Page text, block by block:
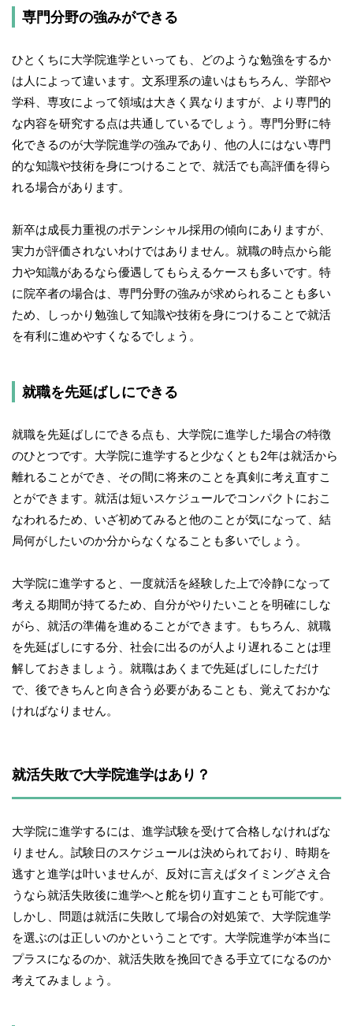
専門分野の強みができる
ひとくちに大学院進学といっても、どのような勉強をするか
は人によって違います。文系理系の違いはもちろん、学部や
学科、専攻によって領域は大きく異なりますが、より専門的
な内容を研究する点は共通しているでしょう。専門分野に特
化できるのが大学院進学の強みであり、他の人にはない専門
的な知識や技術を身につけることで、就活でも高評価を得ら
れる場合があります。
新卒は成長力重視のポテンシャル採用の傾向にありますが、
実力が評価されないわけではありません。就職の時点から能
力や知識があるなら優遇してもらえるケースも多いです。特
に院卒者の場合は、専門分野の強みが求められることも多い
ため、しっかり勉強して知識や技術を身につけることで就活
を有利に進めやすくなるでしょう。
就職を先延ばしにできる
就職を先延ばしにできる点も、大学院に進学した場合の特徴
のひとつです。大学院に進学すると少なくとも2年は就活から
離れることができ、その間に将来のことを真剣に考え直すこ
とができます。就活は短いスケジュールでコンパクトにおこ
なわれるため、いざ初めてみると他のことが気になって、結
局何がしたいのか分からなくなることも多いでしょう。
大学院に進学すると、一度就活を経験した上で冷静になって
考える期間が持てるため、自分がやりたいことを明確にしな
がら、就活の準備を進めることができます。もちろん、就職
を先延ばしにする分、社会に出るのが人より遅れることは理
解しておきましょう。就職はあくまで先延ばしにしただけ
で、後できちんと向き合う必要があることも、覚えておかな
ければなりません。
就活失敗で大学院進学はあり？
大学院に進学するには、進学試験を受けて合格しなければな
りません。試験日のスケジュールは決められており、時期を
逃すと進学は叶いませんが、反対に言えばタイミングさえ合
うなら就活失敗後に進学へと舵を切り直すことも可能です。
しかし、問題は就活に失敗して場合の対処策で、大学院進学
を選ぶのは正しいのかということです。大学院進学が本当に
プラスになるのか、就活失敗を挽回できる手立てになるのか
考えてみましょう。